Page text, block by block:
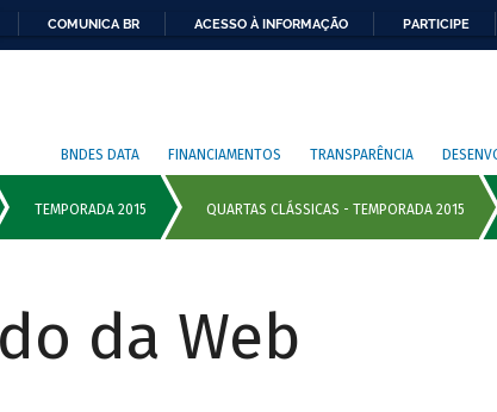
COMUNICA BR ACESSO À INFORMAÇÃO PARTICIPE
BNDES DATA FINANCIAMENTOS TRANSPARÊNCIA
da Web